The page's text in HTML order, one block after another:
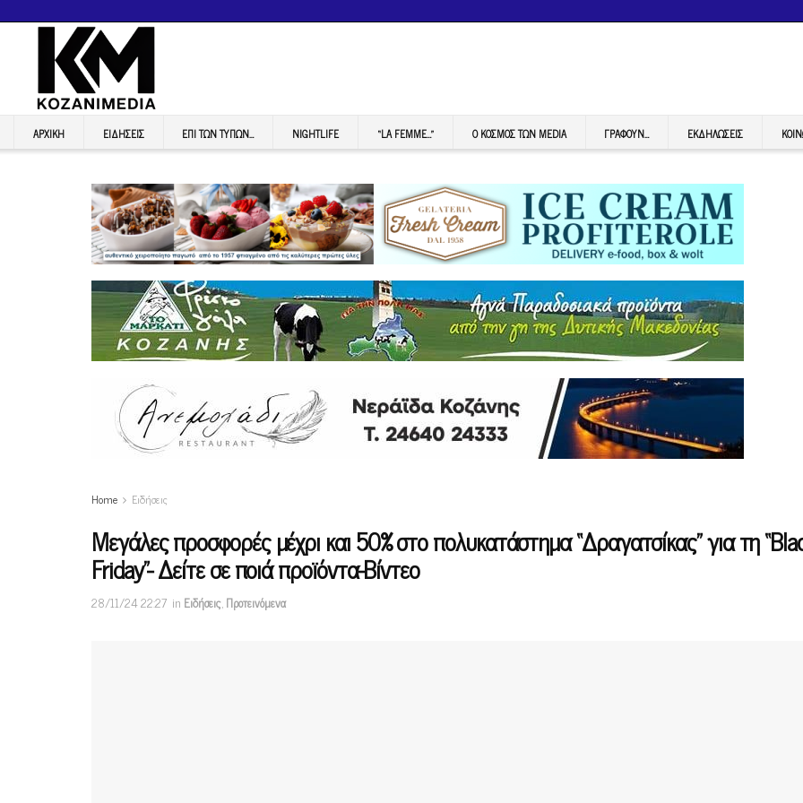
ΑΡΧΙΚΉ ΕΙΔΉΣΕΙΣ ΕΠI ΤΩΝ ΤΥΠΩΝ… NIGHTLIFE “LA FEMME…” Ο ΚΟΣΜΟΣ ΤΩΝ MEDIA ΓΡΆΦΟΥΝ… ΕΚΔΗΛΏΣΕΙΣ
Home Ειδήσεις
Μεγάλες προσφορές μέχρι και 50% στο πολυκατάστημα “Δραγατσίκας” για τη
Friday”- Δείτε σε ποιά προϊόντα-Βίντεο
28/11/24 22:27 in Ειδήσεις,Προτεινόμενα